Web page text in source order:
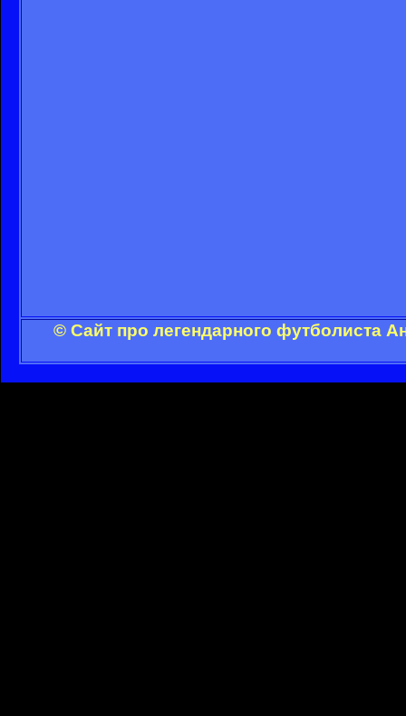
© Сайт про легендарного футболиста